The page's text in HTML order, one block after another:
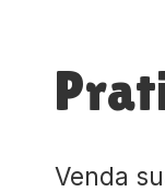
Venda